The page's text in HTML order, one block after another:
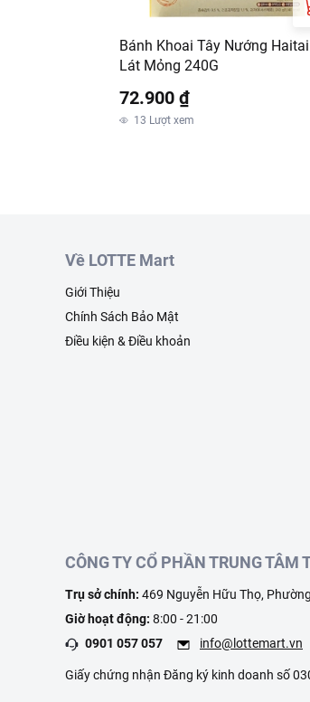
Bánh Khoai Tây Nướng
Lát Mỏng 240G
72.900 ₫
13 Lượt xem
Về LOTTE Mart
Giới Thiệu
Chính Sách Bảo Mật
Điều kiện & Điều khoản
CÔNG TY CỔ PHẦN TRUNG TÂM
Trụ sở chính: 469 Nguyễn Hữu Thọ,
Giờ hoạt động: 8:00 - 21:00
0901 057 057
info@lottemart.vn
Giấy chứng nhận Đăng ký kinh doanh số